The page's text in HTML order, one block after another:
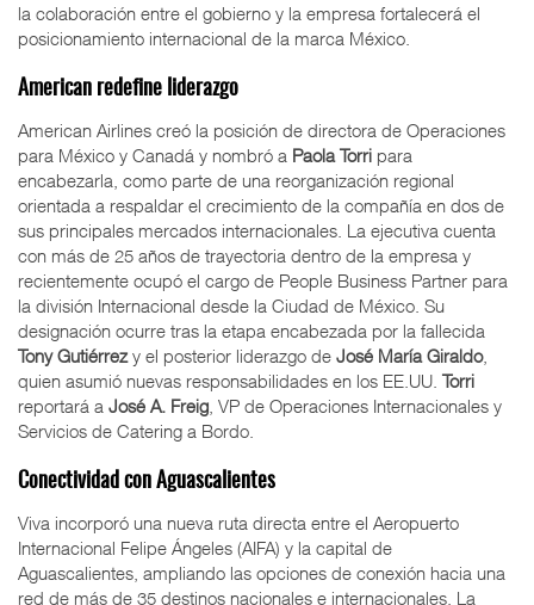
la colaboración entre el gobierno y la empresa fortalecerá el
posicionamiento internacional de la marca México.
American redefine liderazgo
American Airlines creó la posición de directora de Operaciones
para México y Canadá y nombró a Paola Torri para
encabezarla, como parte de una reorganización regional
orientada a respaldar el crecimiento de la compañía en dos de
sus principales mercados internacionales. La ejecutiva cuenta
con más de 25 años de trayectoria dentro de la empresa y
recientemente ocupó el cargo de People Business Partner para
la división Internacional desde la Ciudad de México. Su
designación ocurre tras la etapa encabezada por la fallecida
Tony Gutiérrezy el posterior liderazgo de José María Giraldo,
quien asumió nuevas responsabilidades en los EE.UU. Torri
reportará a José A. Freig , VP de Operaciones Internacionales y
Servicios de Catering a Bordo.
Conectividad con Aguascalientes
Viva incorporó una nueva ruta directa entre el Aeropuerto
Internacional Felipe Ángeles (AIFA) y la capital de
Aguascalientes, ampliando las opciones de conexión hacia una
red de más de 35 destinos nacionales e internacionales. La